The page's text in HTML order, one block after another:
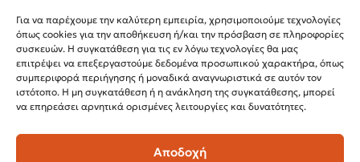
Για να παρέχουμε την καλύτερη εμπειρία, χρησιμοποιούμε τεχνολογίες
όπως cookies για την αποθήκευση ή/και την πρόσβαση σε πληροφορίες
συσκευών. Η συγκατάθεση για τις εν λόγω τεχνολογίες θα μας
επιτρέψει να επεξεργαστούμε δεδομένα προσωπικού χαρακτήρα, όπως
συμπεριφορά περιήγησης ή μοναδικά αναγνωριστικά σε αυτόν τον
ιστότοπο. Η μη συγκατάθεση ή η ανάκληση της συγκατάθεσης, μπορεί
να επηρεάσει αρνητικά ορισμένες λειτουργίες και δυνατότητες.
Αποδοχή
Εγνατίας 112, 3ος όροφος, 54622,
Θεσσαλονίκη
Ώρες λειτουργίας:
Δευτέρα – Παρασκευή, 10:00 –14:00